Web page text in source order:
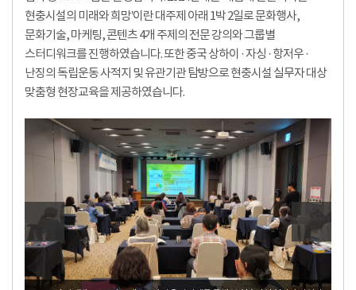
현충시설의 미래와 희망’이란 대주제 아래 1박 2일로 문화행사,
문화기술, 마케팅, 콘텐츠 4개 주제의 전문 강의와 그룹별
스터디워크를 진행하였습니다. 또한 중국 상하이 · 자싱 · 항저우 ·
난징의 독립운동 사적지 및 유관기관 탐방으로 현충시설 실무자 대상
맞춤형 현장교육을 제공하였습니다.